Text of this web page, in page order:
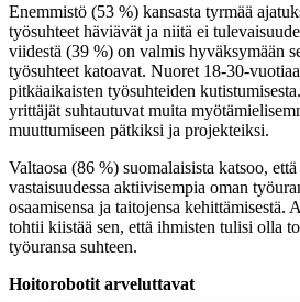
Enemmistö (53 %) kansasta tyrmää
työsuhteet häviävät ja niitä ei
viidestä (39 %) on valmis hyväksymään
työsuhteet katoavat. Nuoret 18-30-
pitkäaikaisten työsuhteiden
yrittäjät suhtautuvat muita
muuttumiseen pätkiksi ja projekteiksi.
Valtaosa (86 %) suomalaisista katsoo,
vastaisuudessa aktiivisempia oman
osaamisensa ja taitojensa kehittämisestä.
tohtii kiistää sen, että ihmisten tulisi olla
työuransa suhteen.
Hoitorobotit arveluttavat